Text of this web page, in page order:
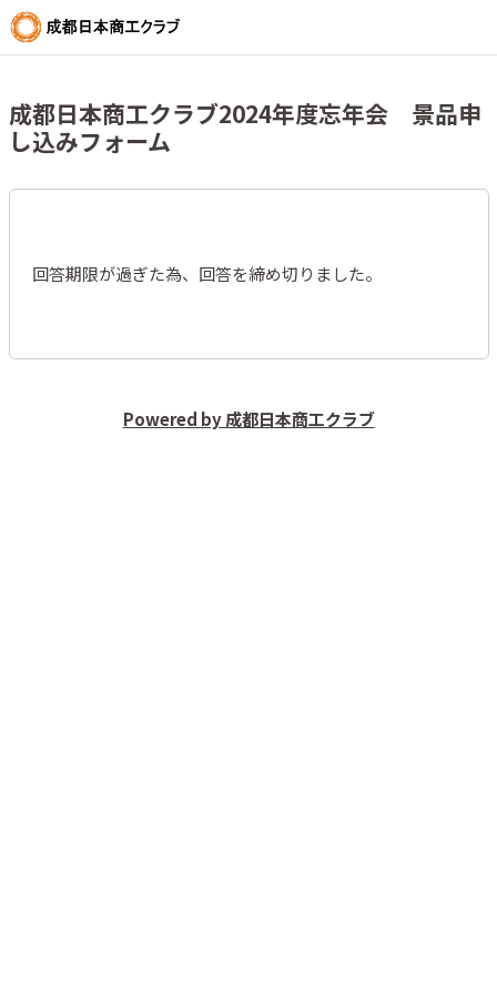
成都日本商工クラブ2024年度忘年会 景品申
し込みフォーム
回答期限が過ぎた為、回答を締め切りました。
Powered by 成都日本商工クラブ